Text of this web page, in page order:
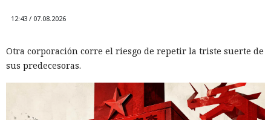
12:43 / 07.08.2026
Otra corporación corre el riesgo de repetir la triste suerte de
sus predecesoras.